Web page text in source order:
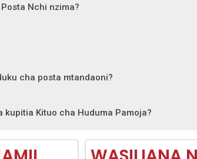
Nchi nzima?
cha posta mtandaoni?
kupitia Kituo cha Huduma Pamoja?